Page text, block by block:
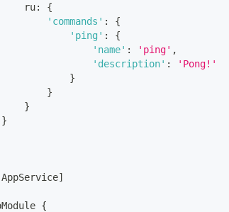
ru
:
{
'commands' :
{
'ping' :
{
'name' : 'ping' ,
'description' :
'Pong!'
}
}
}
}
AppService]
{